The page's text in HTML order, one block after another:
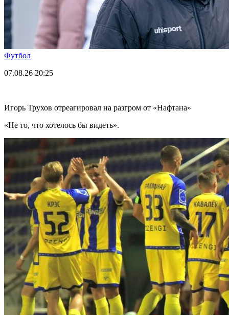
Футбол
07.08.26 20:25
Игорь Трухов отреагировал на разгром от «Нафтана»
«Не то, что хотелось бы видеть».